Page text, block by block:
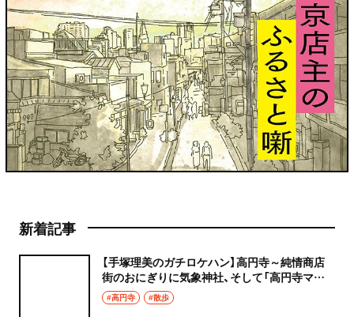
新着記事
【手塚理美のガチロケハン】高円寺～純情商店
街のおにぎりに気象神社、そして「高円寺マシ
タ」へ！
#高円寺 #散歩